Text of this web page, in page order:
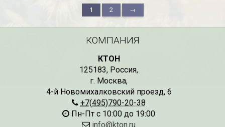
1 2 →
КОМПАНИЯ
КТОН
125183, Россия,
г. Москва,
4-й Новомихалковский проезд, 6
+7(495)790-20-38
Пн-Пт с 10:00 до 19:00
info@kton.ru